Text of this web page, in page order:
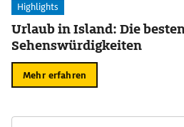
Highlights
Urlaub in Island: Die
Sehenswürdigkeiten
Mehr erfahren